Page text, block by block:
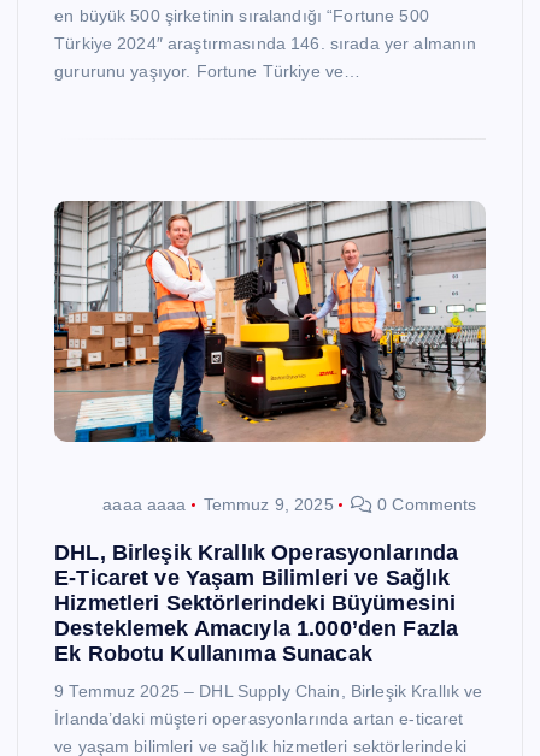
en büyük 500 şirketinin sıralandığı “Fortune 500
Türkiye 2024″ araştırmasında 146. sırada yer almanın
gururunu yaşıyor. Fortune Türkiye ve…
aaaa aaaa Temmuz 9, 2025 0 Comments
DHL, Birleşik Krallık Operasyonlarında
E-Ticaret ve Yaşam Bilimleri ve Sağlık
Hizmetleri Sektörlerindeki Büyümesini
Desteklemek Amacıyla 1.000’den Fazla
Ek Robotu Kullanıma Sunacak
9 Temmuz 2025 – DHL Supply Chain, Birleşik Krallık ve
İrlanda’daki müşteri operasyonlarında artan e-ticaret
ve yaşam bilimleri ve sağlık hizmetleri sektörlerindeki